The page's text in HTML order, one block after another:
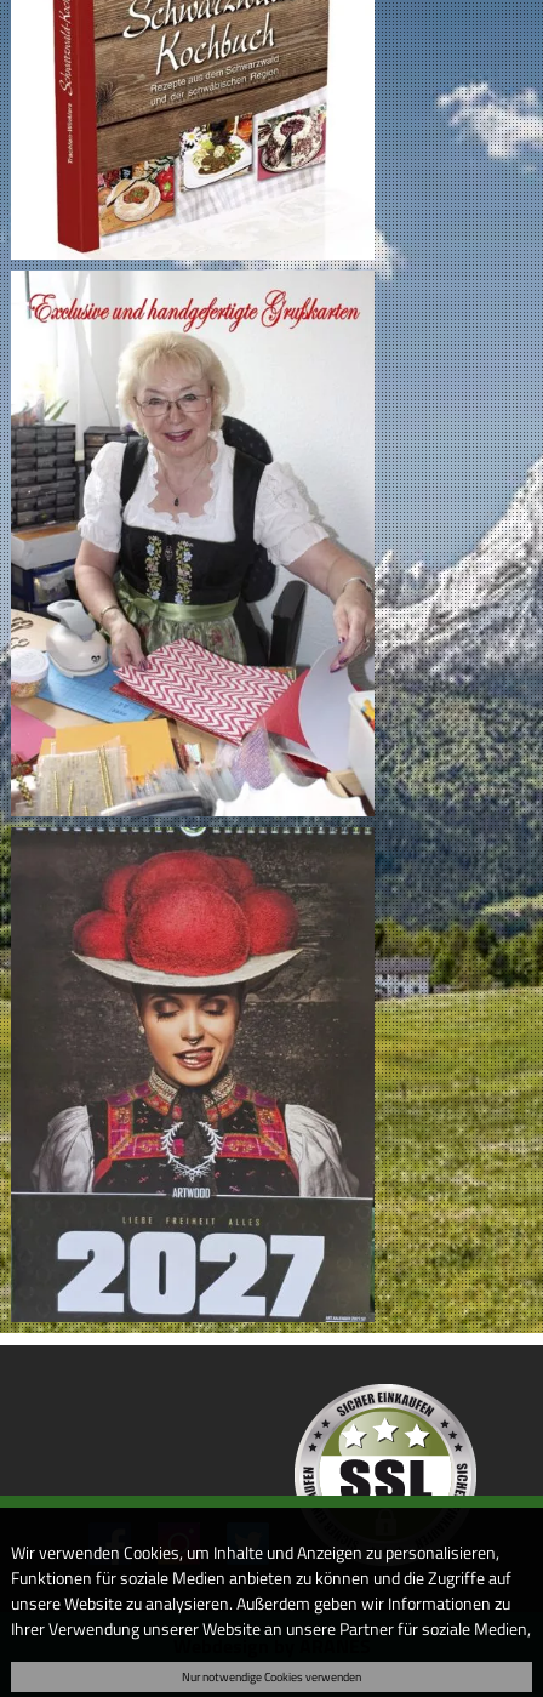
Webdesign by ARANES
Wir verwenden Cookies, um Inhalte und Anzeigen zu personalisieren,
Funktionen für soziale Medien anbieten zu können und die Zugriffe auf
unsere Website zu analysieren. Außerdem geben wir Informationen zu
Ihrer Verwendung unserer Website an unsere Partner für soziale Medien,
Informationen möglicherweise mit weiteren Daten zusammen, die Sie
Nur notwendige Cookies verwenden